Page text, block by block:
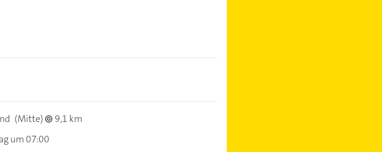
(Mitte)
9,1 km
um 07:00